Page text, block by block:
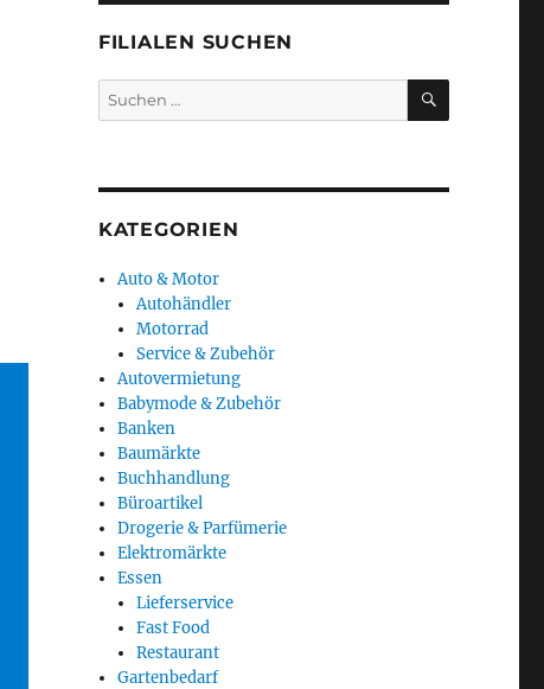
FILIALEN SUCHEN
Suchen
nach:
SUCHEN
KATEGORIEN
Auto & Motor
Autohändler
Motorrad
Service & Zubehör
Autovermietung
Babymode & Zubehör
Banken
Baumärkte
Buchhandlung
Büroartikel
Drogerie & Parfümerie
Elektromärkte
Essen
Lieferservice
Fast Food
Restaurant
Gartenbedarf